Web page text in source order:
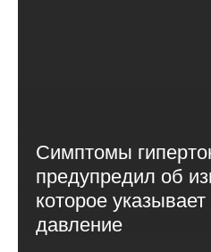
Симптомы
предупредил об
которое
давление